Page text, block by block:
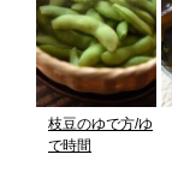
枝豆のゆで方/ゆ
で時間